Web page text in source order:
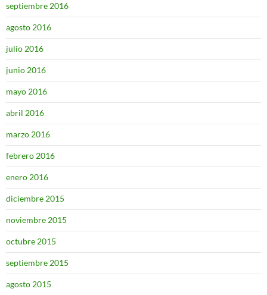
septiembre 2016
agosto 2016
julio 2016
junio 2016
mayo 2016
abril 2016
marzo 2016
febrero 2016
enero 2016
diciembre 2015
noviembre 2015
octubre 2015
septiembre 2015
agosto 2015